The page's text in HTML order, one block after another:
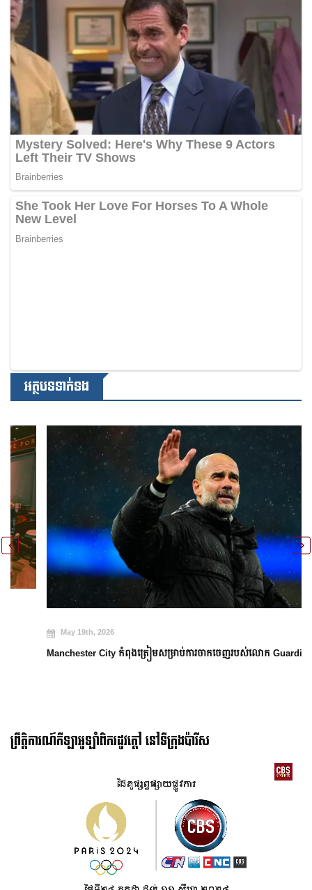
អត្ថបទទាក់ទង
May 19th, 2026
Manchester City កំពុងត្រៀមសម្រាប់ការចាកចេញរបស់លោក Guardiola
ព្រឹត្តិការណ៍កីឡាអូឡាំពិករដូវក្ដៅ នៅទីក្រុងប៉ារីស